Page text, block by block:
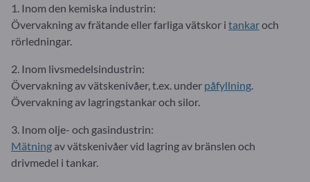
1. Inom den kemiska industrin:
Övervakning av frätande eller farliga vätskor i tankaroch
rörledningar.
2. Inom livsmedelsindustrin:
Övervakning av vätskenivåer, t.ex. under påfyllning
Övervakning av lagringstankar och silor.
3. Inom olje- och gasindustrin:
Mätning av vätskenivåer vid lagring av bränslen och
drivmedel i tankar.